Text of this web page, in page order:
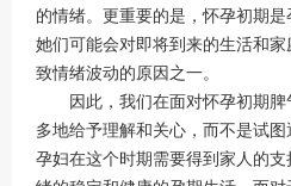
的情绪。更重要的是，怀孕初期
她们可能会对即将到来的生活和
致情绪波动的原因之一。
因此，我们在面对怀孕初期脾
多地给予理解和关心，而不是试图
孕妇在这个时期需要得到家人的